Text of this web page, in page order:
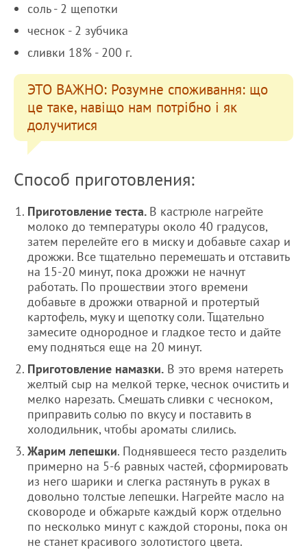
соль - 2 щепотки
чеснок - 2 зубчика
сливки 18% - 200 г.
ЭТО ВАЖНО: Розумне споживання: що
це таке, навіщо нам потрібно і як
долучитися
Способ приготовления:
Приготовление теста. В кастрюле нагрейте
молоко до температуры около 40 градусов,
затем перелейте его в миску и добавьте сахар и
дрожжи. Все тщательно перемешать и отставить
на 15-20 минут, пока дрожжи не начнут
работать. По прошествии этого времени
добавьте в дрожжи отварной и протертый
картофель, муку и щепотку соли. Тщательно
замесите однородное и гладкое тесто и дайте
ему подняться еще на 20 минут.
Приготовление намазки. В это время натереть
желтый сыр на мелкой терке, чеснок очистить и
мелко нарезать. Смешать сливки с чесноком,
приправить солью по вкусу и поставить в
холодильник, чтобы ароматы слились.
Жарим лепешки. Поднявшееся тесто разделить
примерно на 5-6 равных частей, сформировать
из него шарики и слегка растянуть в руках в
довольно толстые лепешки. Нагрейте масло на
сковороде и обжарьте каждый корж отдельно
по несколько минут с каждой стороны, пока он
не станет красивого золотистого цвета.